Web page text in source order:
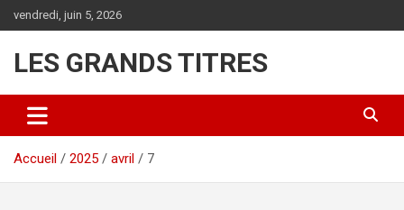
au
vendredi, juin 5, 2026
LES GRANDS TITRES
Accueil 2025 avril 7